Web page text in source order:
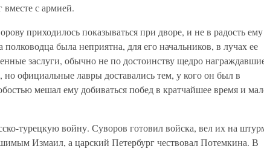
вместе с армией.
приходилось показываться при дворе, и не в радость
полководца была неприятна, для его начальников, в лучах ее
заслуги, обычно не по достоинству щедро
официальные лавры доставались тем, у кого он был в
мешал ему добиваться побед в кратчайшее время и
турецкую войну. Суворов готовил войска, вел их на
Измаил, а царский Петербург чествовал Потемкина. В